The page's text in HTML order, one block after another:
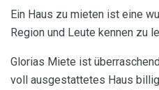
Ein Haus zu mieten ist eine
Region und Leute kennen zu
Glorias Miete ist
voll ausgestattetes Haus